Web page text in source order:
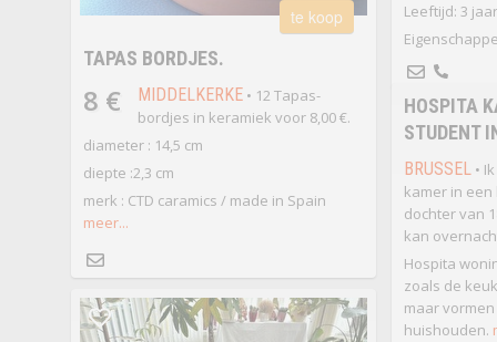
Leeftijd: 3 jaar
te koop
TAPAS BORDJES.
8 € MIDDELKERKE• 12 Tapas-
bordjes in keramiek voor 8,00 €.
diameter : 14,5 cm
diepte :2,3 cm
merk : CTD caramics / made in Spain
meer...
HOSPITA
STUDENT
BRUSSEL•
kamer in
dochter van
kan
Hospita
zoals de
maar
huishouden.